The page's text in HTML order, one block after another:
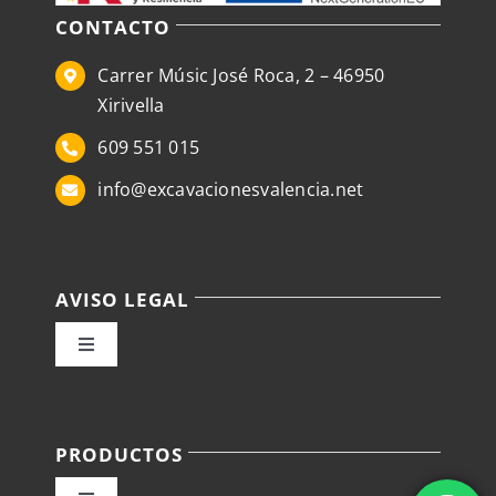
CONTACTO
Carrer Músic José Roca, 2 – 46950
Xirivella
609 551 015
info@excavacionesvalencia.net
AVISO LEGAL
Toggle
Condiciones de venta
PRODUCTOS